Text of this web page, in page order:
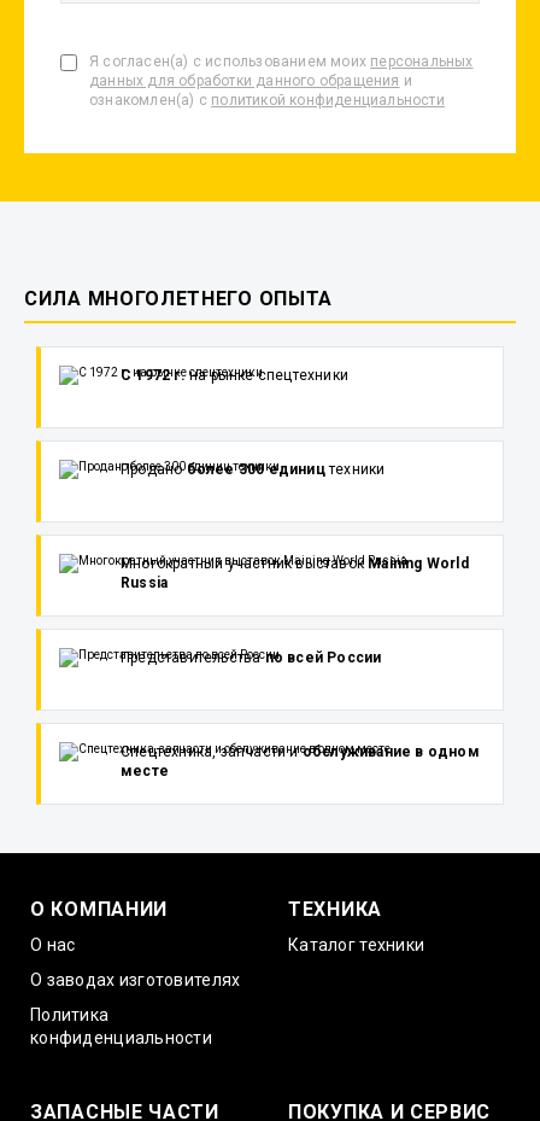
Я согласен(а) с использованием моих персональных
данных для обработки данного обращения и
ознакомлен(а) с политикой конфиденциальности
СИЛА МНОГОЛЕТНЕГО ОПЫТА
С 1972 г.на рынке спецтехники
Проданоболее 300 едиництехники
Многократный участник выставок Maining World
Russia
Представительствапо всей России
Спецтехника, запчасти иобслуживание в одном
месте
О КОМПАНИИ
О нас
О заводах изготовителях
Политика
конфиденциальности
ТЕХНИКА
Каталог техники
ЗАПАСНЫЕ ЧАСТИ ПОКУПКА И СЕРВИС